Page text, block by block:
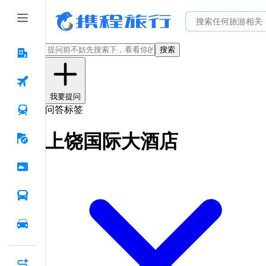
搜索
我要提问
问答标签
上饶国际大酒店